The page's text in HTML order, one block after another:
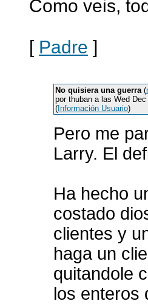
Como veis,
[ Padre ]
No quisiera una guerra(
por thuban a las Wed
( Información Usuario)
Pero me
Larry. El
Ha hecho
costado
clientes y
haga un
quitandole
los enteros